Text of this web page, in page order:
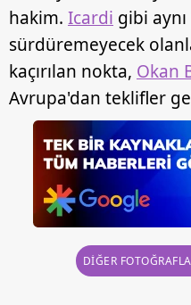
hakim. Icardi gibi
sürdüremeyecek
kaçırılan nokta, Okan
Avrupa'dan teklifler
DİĞER